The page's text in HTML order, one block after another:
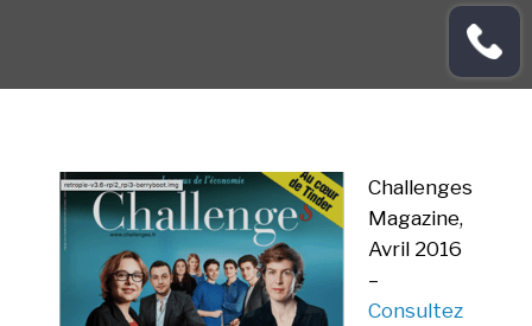
Challenges
Magazine,
Avril 2016
–
Consultez